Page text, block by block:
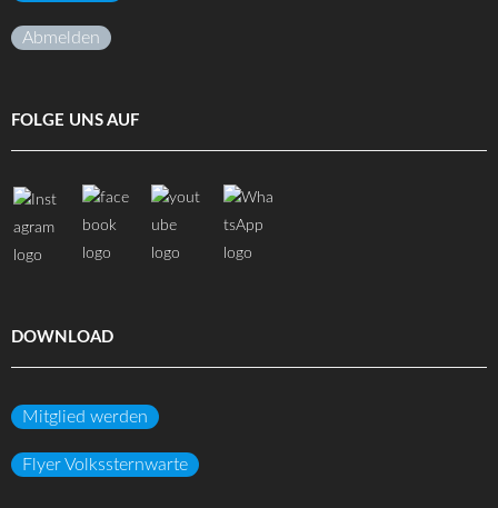
Abmelden
FOLGE UNS AUF
DOWNLOAD
Mitglied werden
Flyer Volkssternwarte